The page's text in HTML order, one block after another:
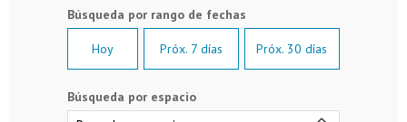
Hoy Próx. 7 días Próx. 30 días
Búsqueda por espacio